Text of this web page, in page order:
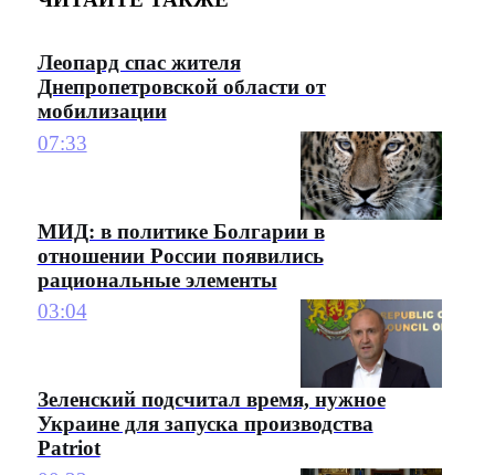
Леопард спас жителя
Днепропетровской области от
мобилизации
07:33
МИД: в политике Болгарии в
отношении России появились
рациональные элементы
03:04
Зеленский подсчитал время, нужное
Украине для запуска производства
Patriot